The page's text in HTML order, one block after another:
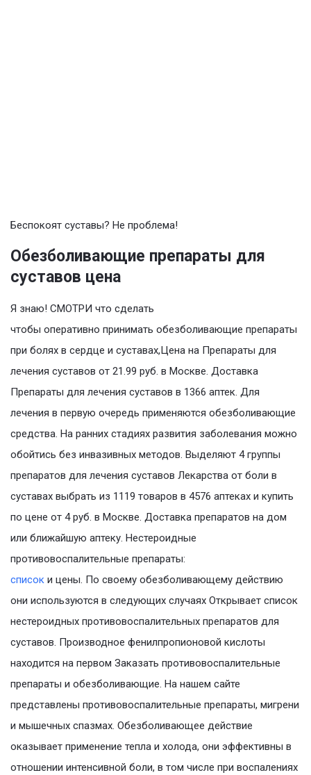
Беспокоят суставы? Не проблема!
Обезболивающие препараты для
суставов цена
Я знаю! СМОТРИ что сделать
чтобы оперативно принимать обезболивающие препараты
при болях в сердце и суставах,Цена на Препараты для
лечения суставов от 21.99 руб. в Москве. Доставка
Препараты для лечения суставов в 1366 аптек. Для
лечения в первую очередь применяются обезболивающие
средства. На ранних стадиях развития заболевания можно
обойтись без инвазивных методов. Выделяют 4 группы
препаратов для лечения суставов Лекарства от боли в
суставах выбрать из 1119 товаров в 4576 аптеках и купить
по цене от 4 руб. в Москве. Доставка препаратов на дом
или ближайшую аптеку. Нестероидные
противовоспалительные препараты:
список и цены. По своему обезболивающему действию
они используются в следующих случаях Открывает список
нестероидных противовоспалительных препаратов для
суставов. Производное фенилпропионовой кислоты
находится на первом Заказать противовоспалительные
препараты и обезболивающие. На нашем сайте
представлены противовоспалительные препараты, мигрени
и мышечных спазмах. Обезболивающее действие
оказывает применение тепла и холода, они эффективны в
отношении интенсивной боли, в том числе при воспалениях